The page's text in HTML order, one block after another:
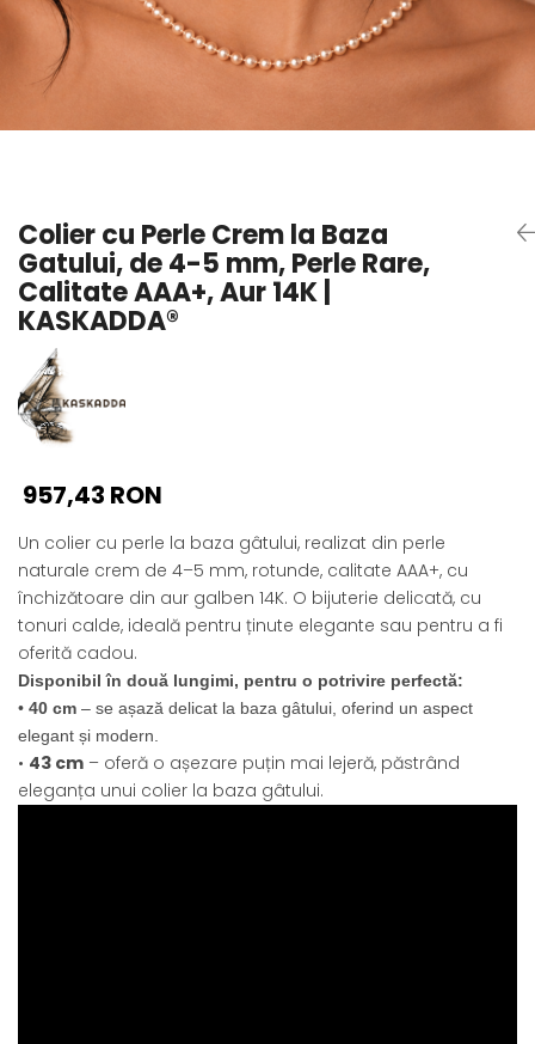
Seturi Perle cu Argint
Brățări cu Perle
Pandantive cu Perle
Colier cu Perle Crem la Baza
Gatului, de 4-5 mm, Perle Rare,
Calitate AAA+, Aur 14K |
KASKADDA®
957,43 RON
Un colier cu perle la baza gâtului, realizat din perle
naturale crem de 4–5 mm, rotunde, calitate AAA+, cu
închizătoare din aur galben 14K. O bijuterie delicată, cu
tonuri calde, ideală pentru ținute elegante sau pentru a fi
oferită cadou.
Disponibil în două lungimi, pentru o potrivire perfectă:
• 40 cm – se așază delicat la baza gâtului, oferind un aspect
elegant și modern.
• 43 cm – oferă o așezare puțin mai lejeră, păstrând
eleganța unui colier la baza gâtului.